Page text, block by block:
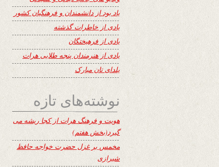
یاد بود از دانشمندان و فرهنگیان کشور
یادی از خاطرات گذشته
یادی از فرهیختگان
یادی از هنرمندان پنجه طلایی هرات
یلدای تان مبارک
نوشته‌های تازه
هویت و فرهنگ هرات از کجا ریشه می
گیرد(بخش هفتم)
مخمس بر غزل حضرت خواجه حافظ
شیرازی